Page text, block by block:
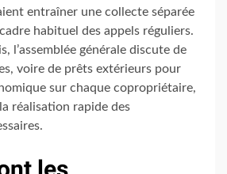
entraîner une collecte séparée
habituel des appels réguliers.
l’assemblée générale discute de
voire de prêts extérieurs pour
sur chaque copropriétaire,
réalisation rapide des